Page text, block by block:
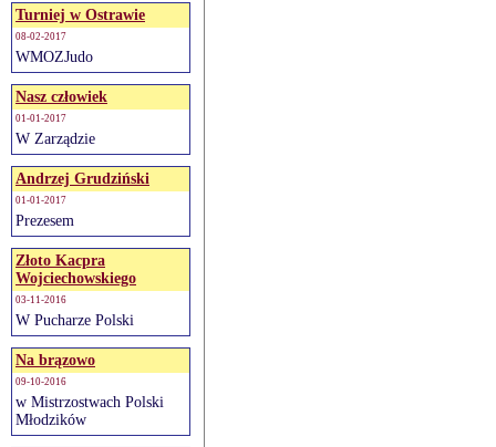
Turniej w Ostrawie
08-02-2017
WMOZJudo
Nasz człowiek
01-01-2017
W Zarządzie
Andrzej Grudziński
01-01-2017
Prezesem
Złoto Kacpra
Wojciechowskiego
03-11-2016
W Pucharze Polski
Na brązowo
09-10-2016
w Mistrzostwach Polski
Młodzików